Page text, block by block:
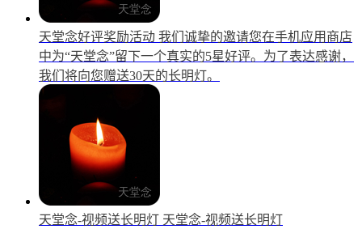
天堂念好评奖励活动 我们诚挚的邀请您在手机应用商店
中为“天堂念”留下一个真实的5星好评。为了表达感谢，
我们将向您赠送30天的长明灯。
天堂念-视频送长明灯 天堂念-视频送长明灯